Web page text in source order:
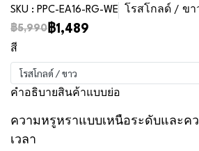
SKU : PPC-EA16-RG-WE
โรสโกลด์ / ขา
฿5,990 ฿1,489
สี
โรสโกลด์ / ขาว
คำอธิบายสินค้าแบบย่อ
ความหรูหราแบบเหนือระดับและค
เวลา